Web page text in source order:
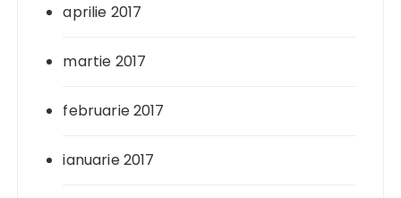
aprilie 2017
martie 2017
februarie 2017
ianuarie 2017